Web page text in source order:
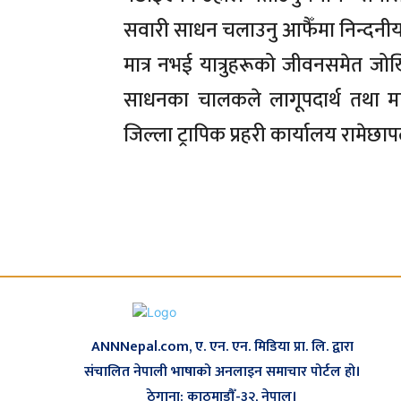
सवारी साधन चलाउनु आफैँमा
मात्र नभई यात्रुहरूको जीवनसमेत
साधनका चालकले लागूपदार्थ तथा
जिल्ला ट्रापिक प्रहरी कार्यालय
ANNNepal.com, ए. एन. एन. मिडिया प्रा. लि. द्वारा
संचालित नेपाली भाषाको अनलाइन समाचार पोर्टल हो।